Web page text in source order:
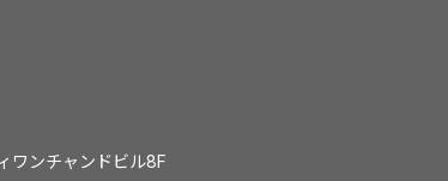
ワンチャンドビル8F